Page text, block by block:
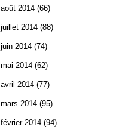
août 2014 (66)
juillet 2014 (88)
juin 2014 (74)
mai 2014 (62)
avril 2014 (77)
mars 2014 (95)
février 2014 (94)